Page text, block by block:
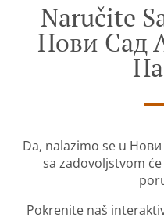
Naručite
Нови Сад
Da, nalazimo se u
sa zadovoljstvom
Pokrenite naš